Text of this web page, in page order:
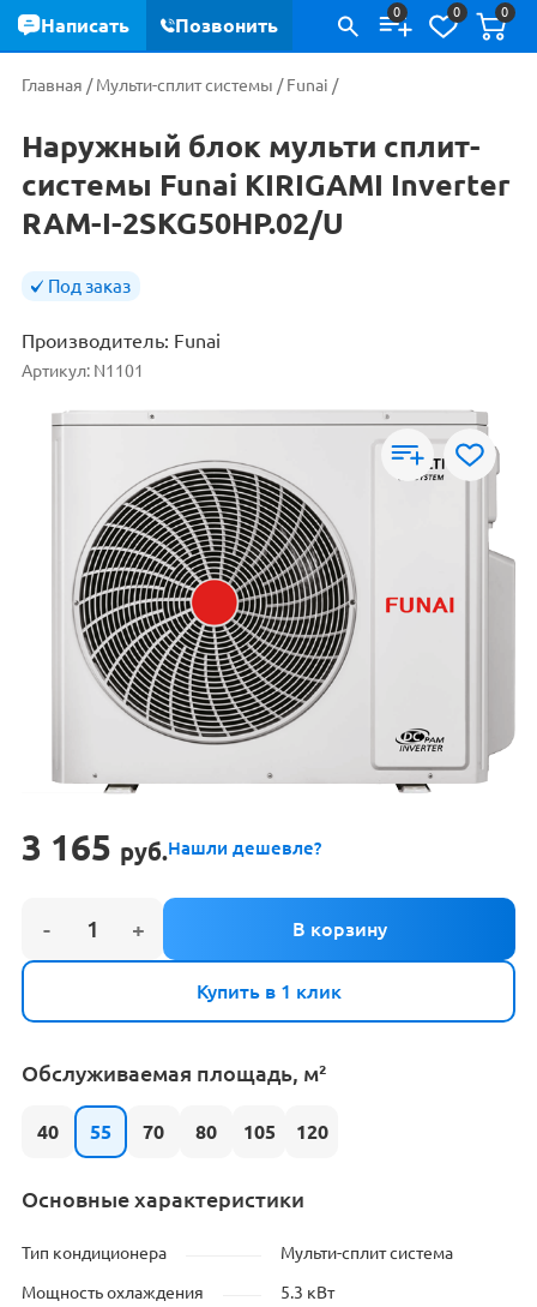
0 0 0
Главная /Мульти-сплит системы /Funai /
Наружный блок мульти сплит-
системы Funai KIRIGAMI Inverter
RAM-I-2SKG50HP.02/U
Под заказ
Производитель: Funai
Артикул: N1101
3 165 руб.Нашли дешевле?
Купить в 1 клик
Обслуживаемая площадь, м²
40 55 70 80 105 120
Основные характеристики
Тип кондиционера Мульти-сплит система
Мощность охлаждения 5.3 кВт
Написать Позвонить